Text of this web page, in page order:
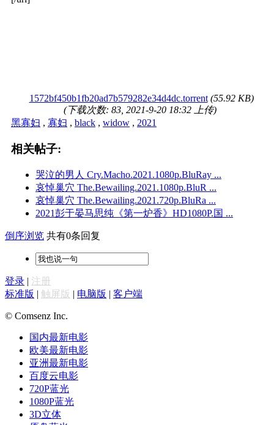
1572bf450b1fb20ad7b579282e34d4dc.torrent (55.92 KB)
(下载次数: 83, 2021-9-20 18:32 上传)
黑寡妇 , 寡妇 , black , widow , 2021
相关帖子:
哭泣的男人 Cry.Macho.2021.1080p.BluRay ...
哀悼巢穴 The.Bewailing.2021.1080p.BluR ...
哀悼巢穴 The.Bewailing.2021.720p.BluRa ...
2021彭于晏马思纯《第一炉香》HD1080P.国 ...
倒序浏览 共有0条回复
登录 | 注册
标准版 | 触屏版 | 电脑版 | 客户端
© Comsenz Inc.
国内最新电影
欧美最新电影
亚洲最新电影
百度云电影
720P蓝光
1080P蓝光
3D立体